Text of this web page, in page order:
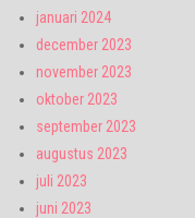
januari 2024
december 2023
november 2023
oktober 2023
september 2023
augustus 2023
juli 2023
juni 2023